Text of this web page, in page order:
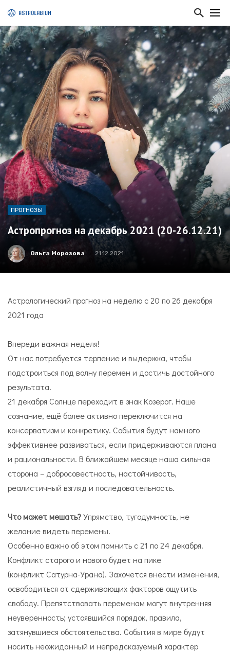
ПРОГНОЗЫ
Астропрогноз на декабрь 2021 (20-26.12.21)
Ольга Морозова 21.12.2021
Астрологический прогноз на неделю с 20 по 26 декабря
2021 года
Впереди важная неделя!
От нас потребуется терпение и выдержка, чтобы
подстроиться под волну перемен и достичь достойного
результата.
21 декабря Солнце переходит в знак Козерог. Наше
сознание, ещё более активно переключится на
консерватизм и конкретику. События будут намного
эффективнее развиваться, если придерживаются плана
и рациональности. В ближайшем месяце наша сильная
сторона – добросовестность, настойчивость,
реалистичный взгляд и последовательность.
Что может мешать?Упрямство, тугодумность, не
желание видеть перемены.
Особенно важно об этом помнить с 21 по 24 декабря.
Конфликт старого и нового будет на пике
(конфликт Сатурна-Урана). Захочется внести изменения,
освободиться от сдерживающих факторов ощутить
свободу. Препятствовать переменам могут внутренняя
неуверенность; устоявшийся порядок, правила,
затянувшиеся обстоятельства. События в мире будут
носить неожиданный и непредсказуемый характер